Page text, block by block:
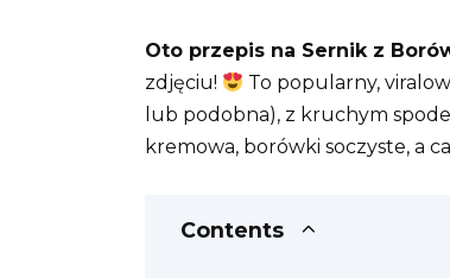
Oto przepis na Sernik z
zdjęciu!
To popularny,
lub podobna), z kruchym
kremowa, borówki soczyste, a
Contents